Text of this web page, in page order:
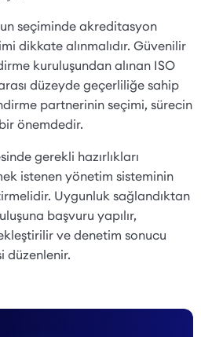
seçiminde akreditasyon
dikkate alınmalıdır. Güvenilir
kuruluşundan alınan ISO
düzeyde geçerliliğe sahip
partnerinin seçimi, sürecin
önemdedir.
gerekli hazırlıkları
istenen yönetim sisteminin
Uygunluk sağlandıktan
başvuru yapılır,
ve denetim sonucu
düzenlenir.